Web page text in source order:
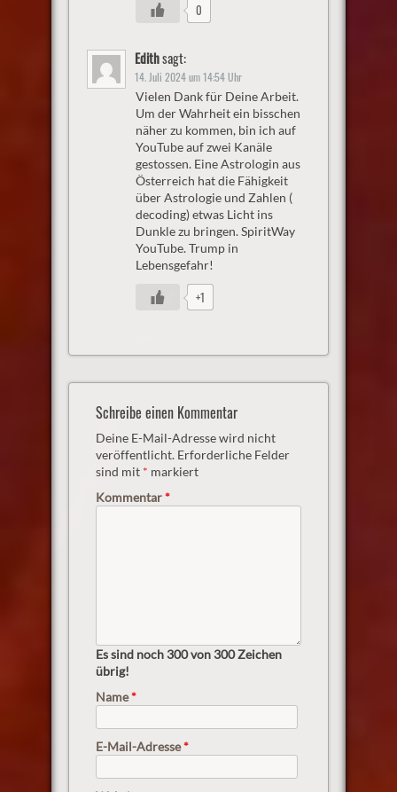
0
Edithsagt:
14. Juli 2024 um 14:54 Uhr
Vielen Dank für Deine Arbeit.
Um der Wahrheit ein bisschen
näher zu kommen, bin ich auf
YouTube auf zwei Kanäle
gestossen. Eine Astrologin aus
Österreich hat die Fähigkeit
über Astrologie und Zahlen (
decoding) etwas Licht ins
Dunkle zu bringen. SpiritWay
YouTube. Trump in
Lebensgefahr!
+1
Schreibe einen Kommentar
Deine E-Mail-Adresse wird nicht
veröffentlicht. Erforderliche Felder
sind mit * markiert
Kommentar*
Es sind noch 300von 300 Zeichen
übrig!
Name*
E-Mail-Adresse*